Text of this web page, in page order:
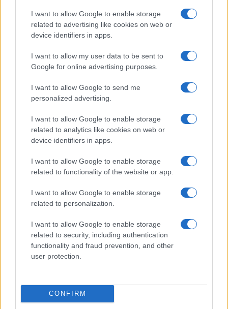
I want to allow Google to enable storage
related to advertising like cookies on web or
device identifiers in apps.
I want to allow my user data to be sent to
Google for online advertising purposes.
I want to allow Google to send me
personalized advertising.
I want to allow Google to enable storage
related to analytics like cookies on web or
device identifiers in apps.
I want to allow Google to enable storage
related to functionality of the website or app.
I want to allow Google to enable storage
related to personalization.
I want to allow Google to enable storage
related to security, including authentication
functionality and fraud prevention, and other
user protection.
CONFIRM
MÁS LEÍDOS
Descubre los nuevos productos de Mercadona para
tus reuniones veraniegas
La cantante española celebra un cumpleaños en
Buenos Aires con una cena especial
Tostas, banderillas y dips: la combinación perfecta
para tus picoteos
Ideas creativas de tapas para acompañar vermut y
Festivales de gorditas, mole y cocina tradicional en
para cocinar mejor cada día.